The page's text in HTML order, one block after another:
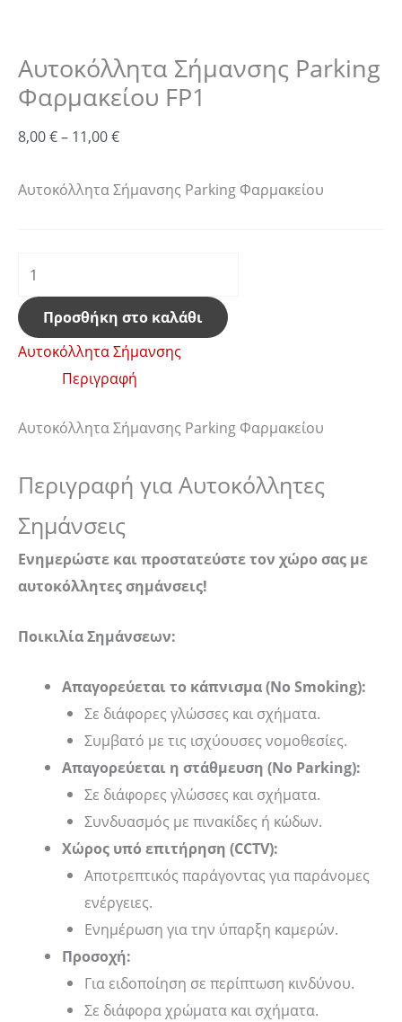
Αυτοκόλλητα Σήμανσης Parking
Φαρμακείου FP1
8,00€– 11,00€
Αυτοκόλλητα Σήμανσης Parking Φαρμακείου
Προσθήκη στο καλάθι
Αυτοκόλλητα Σήμανσης
Περιγραφή
Αυτοκόλλητα Σήμανσης Parking Φαρμακείου
Περιγραφή για Αυτοκόλλητες
Σημάνσεις
Ενημερώστε και προστατεύστε τον χώρο σας με
αυτοκόλλητες σημάνσεις!
Ποικιλία Σημάνσεων:
Απαγορεύεται το κάπνισμα (No Smoking):
Σε διάφορες γλώσσες και σχήματα.
Συμβατό με τις ισχύουσες νομοθεσίες.
Απαγορεύεται η στάθμευση (No Parking):
Σε διάφορες γλώσσες και σχήματα.
Συνδυασμός με πινακίδες ή κώδων.
Χώρος υπό επιτήρηση (CCTV):
Αποτρεπτικός παράγοντας για παράνομες
ενέργειες.
Ενημέρωση για την ύπαρξη καμερών.
Προσοχή:
Για ειδοποίηση σε περίπτωση κινδύνου.
Σε διάφορα χρώματα και σχήματα.